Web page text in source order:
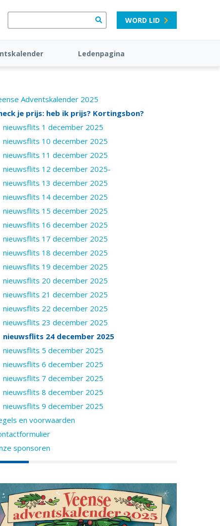
WORD LID
Ledenpagina
Adventskalender 2025
je prijs: heb ik prijs? Kortingsbon?
nieuwsflits 1 december 2025
nieuwsflits 10 december 2025
nieuwsflits 11 december 2025
nieuwsflits 12 december 2025-
nieuwsflits 13 december 2025
nieuwsflits 14 december 2025
nieuwsflits 15 december 2025
nieuwsflits 16 december 2025
nieuwsflits 17 december 2025
nieuwsflits 18 december 2025
nieuwsflits 19 december 2025
nieuwsflits 20 december 2025
nieuwsflits 21 december 2025
nieuwsflits 22 december 2025
nieuwsflits 23 december 2025
nieuwsflits 24 december 2025
nieuwsflits 5 december 2025
nieuwsflits 6 december 2025
nieuwsflits 7 december 2025
nieuwsflits 8 december 2025
nieuwsflits 9 december 2025
en voorwaarden
sponsoren